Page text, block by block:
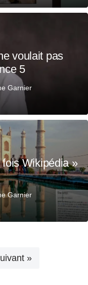
voulait pas
5
Garnier
Wikipédia »
Garnier
»